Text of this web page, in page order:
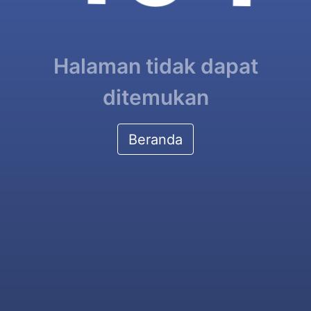
Halaman tidak dapat
ditemukan
Beranda